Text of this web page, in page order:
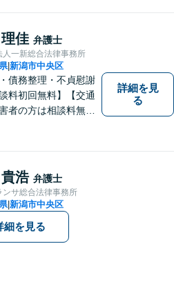
たのパートナーとし
なります
佳 弁護士
人一新総合法律事務所
|新潟市中央区
・債務整理・不貞慰謝
料初回無料】【交通
者の方は相談料無料
ら強い」弁護士にな
々研鑽を積んでいま
詳細を見
る
浩 弁護士
ンサ総合法律事務所
|新潟市中央区
細を見る